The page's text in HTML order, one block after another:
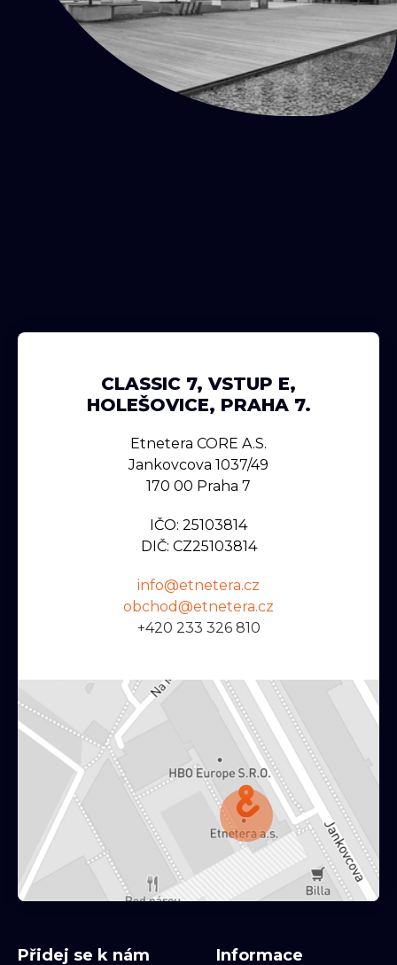
CLASSIC 7, VSTUP E,
HOLEŠOVICE, PRAHA 7.
Etnetera CORE A.s.
Jankovcova 1037/49
170 00 Praha 7
IČO: 25103814
DIČ: CZ25103814
info@etnetera.cz
obchod@etnetera.cz
+420 233 326 810
Přidej se k nám Informace